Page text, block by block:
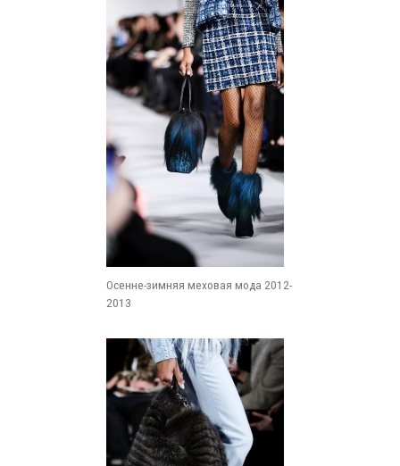
Осенне-зимняя меховая мода 2012-
2013